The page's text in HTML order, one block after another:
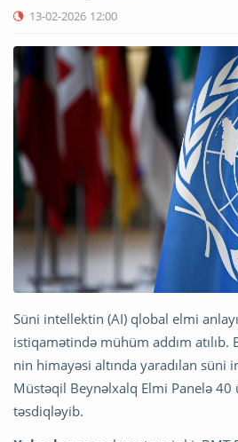
13-02-2026 12:00
Süni intellektin (AI) qlobal elmi
istiqamətində mühüm addım atılıb.
nin himayəsi altında yaradılan süni
Müstəqil Beynəlxalq Elmi Panelə
təsdiqləyib.